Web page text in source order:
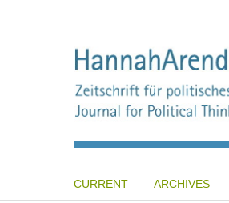
CURRENT ARCHIVES